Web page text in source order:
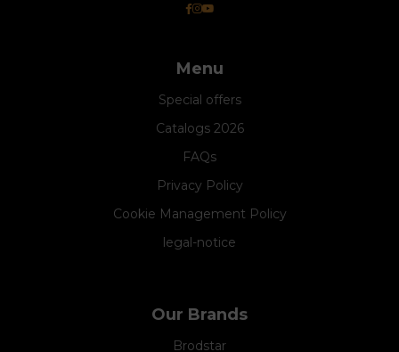
Menu
Special offers
Catalogs 2026
FAQs
Privacy Policy
Cookie Management Policy
legal-notice
Our Brands
Brodstar